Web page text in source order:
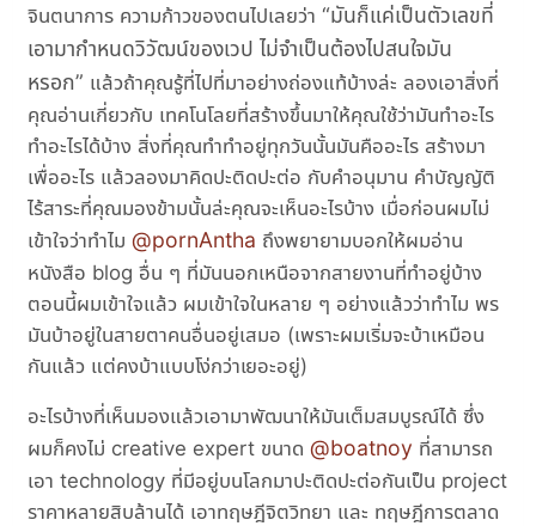
จินตนาการ ความก้าวของตนไปเลยว่า มันก็แค่เป็นตัวเลขที่
เอามากำหนดวิวัฒน์ของเวป ไม่จำเป็นต้องไปสนใจมัน
หรอก
แล้วถ้าคุณรู้ที่ไปที่มาอย่างถ่องแท้บ้างล่ะ ลองเอาสิ่งที่
คุณอ่านเกี่ยวกับ เทคโนโลยที่สร้างขึ้นมาให้คุณใช้ว่ามันทำอะไร
ทำอะไรได้บ้าง สิ่งที่คุณทำทำอยู่ทุกวันนั้นมันคืออะไร สร้างมา
เพื่ออะไร แล้วลองมาคิดปะติดปะต่อ กับคำอนุมาน คำบัญญัติ
ไร้สาระที่คุณมองข้ามนั้นล่ะคุณจะเห็นอะไรบ้าง เมื่อก่อนผมไม่
เข้าใจว่าทำไม@pornAntha ถึงพยายามบอกให้ผมอ่าน
หนังสือ blog อื่น ๆ ที่มันนอกเหนือจากสายงานที่ทำอยู่บ้าง
ตอนนี้ผมเข้าใจแล้ว ผมเข้าใจในหลาย ๆ อย่างแล้วว่าทำไม พร
มันบ้าอยู่ในสายตาคนอื่นอยู่เสมอ (เพราะผมเริ่มจะบ้าเหมือน
กันแล้ว แต่คงบ้าแบบโง่กว่าเยอะอยู่)
อะไรบ้างที่เห็นมองแล้วเอามาพัฒนาให้มันเต็มสมบูรณ์ได้ ซึ่ง
ผมก็คงไม่ creative expert ขนาด@boatnoy ที่สามารถ
เอา technology ที่มีอยู่บนโลกมาปะติดปะต่อกันเป็น project
ราคาหลายสิบล้านได้ เอาทฤษฎีจิตวิทยา และ ทฤษฎีการตลาด